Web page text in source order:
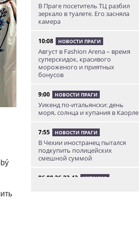
В Праге посетитель ТЦ разбил
зеркало в туалете. Его засняла
камера
10:08 НОВОСТИ ПРАГИ
Август в Fashion Arena – время
суперскидок, красивого
мороженого и приятных
бонусов
9:00 НОВОСТИ ПРАГИ
Уикенд по-итальянски: день
моря, солнца и купания в Каорле
7:55 НОВОСТИ ПРАГИ
В Чехии иностранец пытался
подкупить полицейских
смешной суммой
06.08.26 23:43 УКРАИНА